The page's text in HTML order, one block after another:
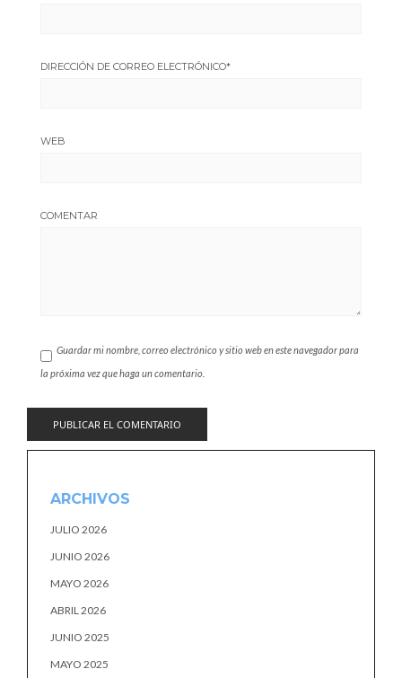
DIRECCIÓN DE CORREO ELECTRÓNICO*
WEB
COMENTAR
Guardar mi nombre, correo electrónico y sitio web en este navegador para
la próxima vez que haga un comentario.
ARCHIVOS
JULIO 2026
JUNIO 2026
MAYO 2026
ABRIL 2026
JUNIO 2025
MAYO 2025